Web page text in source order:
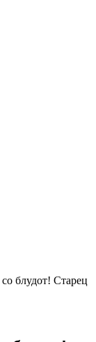
блудот! Старец